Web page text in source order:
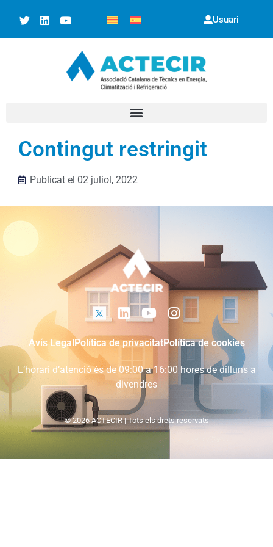
Usuari
Contingut restringit
Publicat el 02 juliol, 2022
Avís Legal Política de privacitatPolítica de cookies
L’horari d’atenció és de 09:00 a 16:00 hores de dilluns a
divendres
© 2026 ACTECIR | Tots els drets reservats